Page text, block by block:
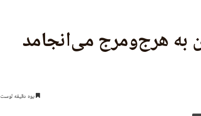
به هرج‌ومرج می‌انجامد
یوه دقیقه لوست
چاپول